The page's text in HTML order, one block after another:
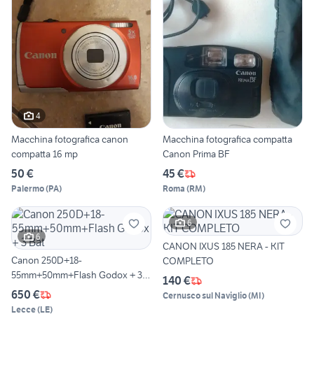
4
Macchina fotografica canon
compatta 16 mp
50 €
Palermo(PA)
Macchina fotografica compatta
Canon Prima BF
45 €
Roma (RM)
6
Canon 250D+18-
55mm+50mm+Flash Godox + 3
Bat
650 €
Lecce(LE)
6
CANON IXUS 185 NERA - KIT
COMPLETO
140 €
Cernusco sul Naviglio(MI)